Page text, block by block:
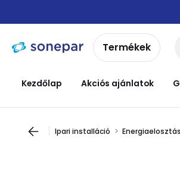
navigációhoztartalomra
Termékek
Kezdőlap Akciós ajánlatok
Ipari installáció